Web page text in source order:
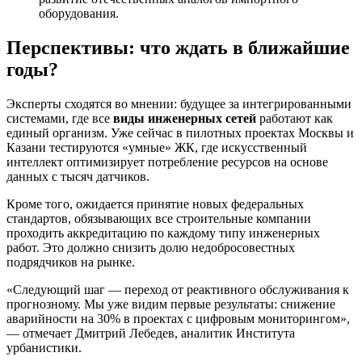
оборудования.
Перспективы: что ждать в ближайшие
годы?
Эксперты сходятся во мнении: будущее за интегрированными
системами, где все виды инженерных сетей работают как
единый организм. Уже сейчас в пилотных проектах Москвы и
Казани тестируются «умные» ЖК, где искусственный
интеллект оптимизирует потребление ресурсов на основе
данных с тысяч датчиков.
Кроме того, ожидается принятие новых федеральных
стандартов, обязывающих все строительные компании
проходить аккредитацию по каждому типу инженерных
работ. Это должно снизить долю недобросовестных
подрядчиков на рынке.
«Следующий шаг — переход от реактивного обслуживания к
прогнозному. Мы уже видим первые результаты: снижение
аварийности на 30% в проектах с цифровым мониторингом»,
— отмечает Дмитрий Лебедев, аналитик Института
урбанистики.